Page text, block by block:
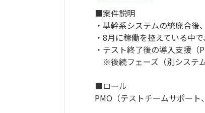
■案件説明
・基幹系システムの統廃合
・8月に稼働を控えている中
・テスト終了後の導入支援
※後続フェーズ（別システ
■ロール
PMO（テストチームサポート